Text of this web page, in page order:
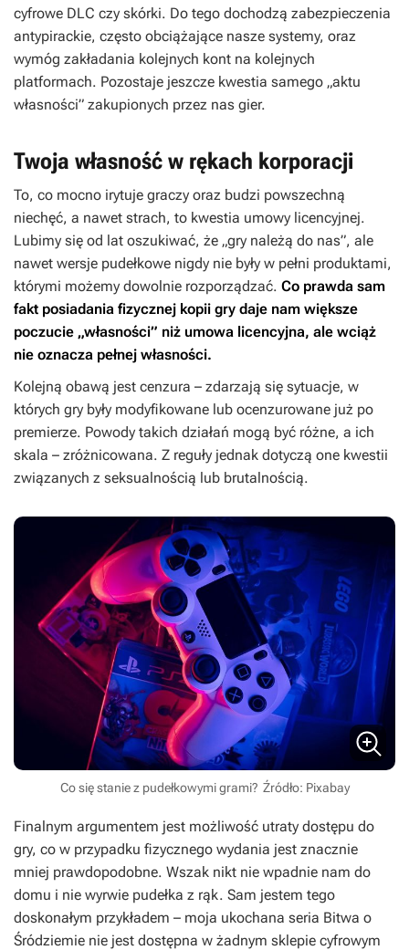
cyfrowe DLC czy skórki. Do tego dochodzą zabezpieczenia
antypirackie, często obciążające nasze systemy, oraz
wymóg zakładania kolejnych kont na kolejnych
platformach. Pozostaje jeszcze kwestia samego „aktu
własności” zakupionych przez nas gier.
Twoja własność w rękach korporacji
To, co mocno irytuje graczy oraz budzi powszechną
niechęć, a nawet strach, to kwestia umowy licencyjnej.
Lubimy się od lat oszukiwać, że „gry należą do nas”, ale
nawet wersje pudełkowe nigdy nie były w pełni produktami,
którymi możemy dowolnie rozporządzać. Co prawda sam
fakt posiadania fizycznej kopii gry daje nam większe
poczucie „własności” niż umowa licencyjna, ale wciąż
nie oznacza pełnej własności.
Kolejną obawą jest cenzura – zdarzają się sytuacje, w
których gry były modyfikowane lub ocenzurowane już po
premierze. Powody takich działań mogą być różne, a ich
skala – zróżnicowana. Z reguły jednak dotyczą one kwestii
związanych z seksualnością lub brutalnością.
Co się stanie z pudełkowymi grami? Źródło: Pixabay
Finalnym argumentem jest możliwość utraty dostępu do
gry, co w przypadku fizycznego wydania jest znacznie
mniej prawdopodobne. Wszak nikt nie wpadnie nam do
domu i nie wyrwie pudełka z rąk. Sam jestem tego
doskonałym przykładem – moja ukochana seria Bitwa o
Śródziemie nie jest dostępna w żadnym sklepie cyfrowym